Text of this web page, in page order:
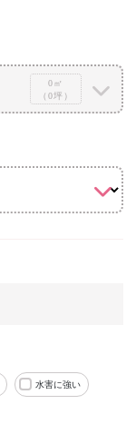
0㎡
（0坪）
水害に強い